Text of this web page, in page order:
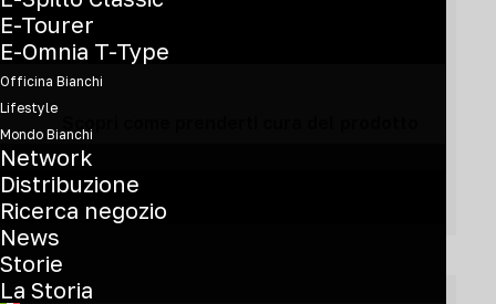
E-Tourer
E-Omnia T-Type
Officina Bianchi
Lifestyle
Mondo Bianchi
Network
Distribuzione
Ricerca negozio
News
Storie
La Storia
Manutenzione